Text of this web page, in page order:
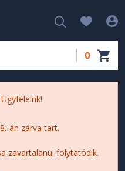
0
án zárva tart.
zavartalanul folytatódik.